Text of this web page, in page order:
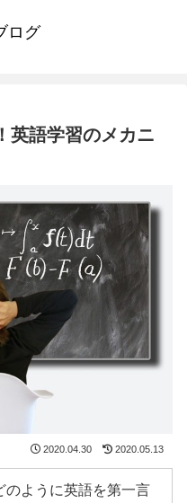
ログ
英語学習のメカニ
2020.04.30 2020.05.13
のように英語を第一言